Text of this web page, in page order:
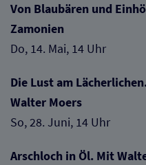
Von Blaubären und
Zamonien
Do, 14. Mai, 14 Uhr
Die Lust am
Walter Moers
So, 28. Juni, 14 Uhr
Arschloch in Öl. Mit